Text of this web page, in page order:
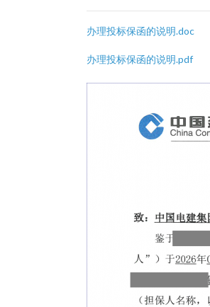
办理投标保函的说明.doc
办理投标保函的说明.pdf